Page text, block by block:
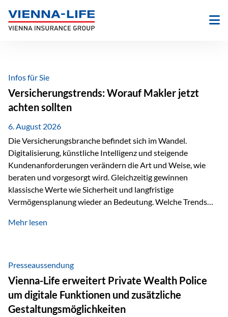
Inhalt
springen
Infos für Sie
Versicherungstrends: Worauf Makler jetzt
achten sollten
6. August 2026
Die Versicherungsbranche befindet sich im Wandel.
Digitalisierung, künstliche Intelligenz und steigende
Kundenanforderungen verändern die Art und Weise, wie
beraten und vorgesorgt wird. Gleichzeitig gewinnen
klassische Werte wie Sicherheit und langfristige
Vermögensplanung wieder an Bedeutung. Welche Trends
Blick behalten? Digitalisierung und KI verändern die
administrative Aufgaben, beschleunigen Abläufe und
schaffen mehr Zeit für das Wesentliche: die persönliche
Beratung. Gerade deshalb wird die individuelle Betreuung
zum entscheidenden Erfolgsfaktor. Technologie kann
unterstützen, Vertrauen entsteht jedoch weiterhin im
Mehr lesen
Presseaussendung
Vienna-Life erweitert Private Wealth Police
um digitale Funktionen und zusätzliche
Gestaltungsmöglichkeiten